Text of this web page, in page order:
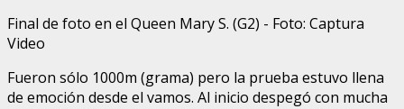
Final de foto en el Queen Mary S. (G2) - Foto: Captura
Video
Fueron sólo 1000m (grama) pero la prueba estuvo llena
de emoción desde el vamos. Al inicio despegó con mucha